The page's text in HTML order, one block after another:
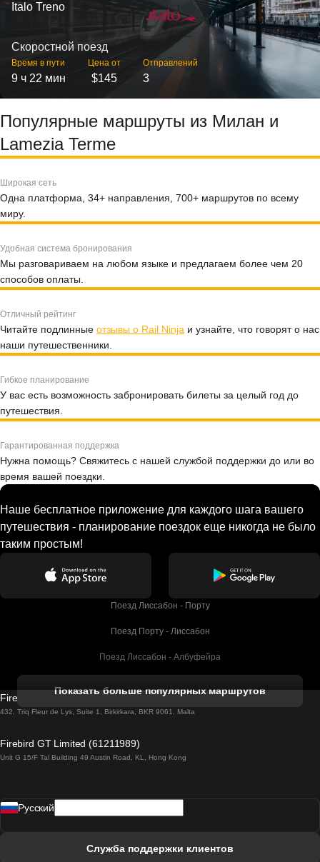
Italo Treno
Скоростной поезд
Время в пути
9 ч 22 мин
Цена от
$145
Отправлений
3
Популярные маршруты из Милан и
Lamezia Terme
Широкая сеть
Одна платформа, 34+ направления, 700+ маршрутов по всему
миру.
Удобная система бронирования
Мы разговариваем на любом языке и предлагаем более чем 20
способов оплаты.
Отличный рейтинг
Читайте подлинные отзывы о Rail Ninja и узнайте, что говорят о нас
наши путешественники.
Гибкое планирование
У вас есть возможность забронировать билеты за целый год до
путешествия.
Гарантированная поддержка
Нужна помощь? Свяжитесь с нашей службой поддержки до или во
время вашей поездки.
Наше бесплатное приложение для каждого шага вашего
путешествия - планирование поездок еще никогда не было
таким простым!
Поезд Лиссабон - Порту
Поезд Порту - Лиссабон
Поезд Лиссабон - Албуфейра
Поезд Лиссабон - Лагос
Поезд Лиссабон - Мадрид
Показать больше популярных маршрутов
Firebird GT Limited (OC 1451)
432, Triq Fleur de Lys, Suite 1, Birkirkara, BKR 9061, Malta
Firebird GT Limited (61211989)
Unit G 15/F Tal Building 49 Austin Road, KL, Hong Kong
Pусский
Служба поддержки клиентов